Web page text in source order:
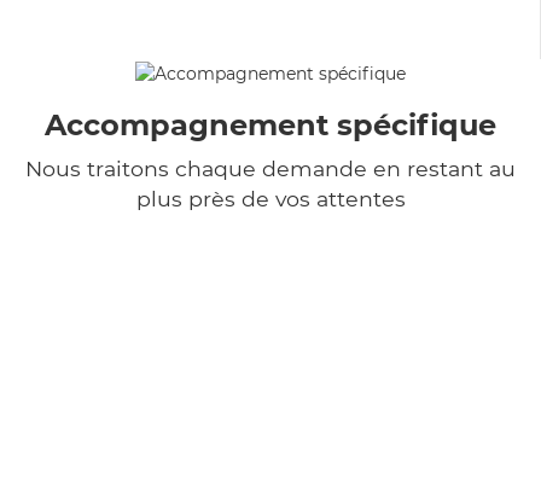
Accompagnement spécifique
Nous traitons chaque demande en restant au
plus près de vos attentes